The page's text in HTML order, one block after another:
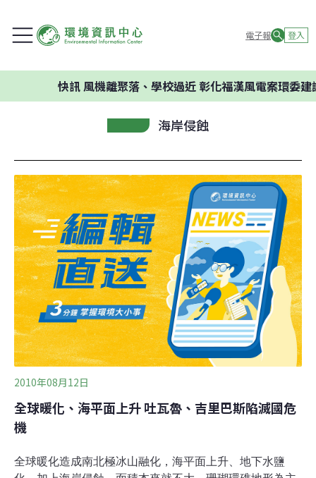
電子報 登入
風機離聚落、學校過近 彰化福漢風電案環委建議不應
海岸侵蝕
2010年08月12日
全球暖化、海平面上升 吐瓦魯、吉里巴斯陷滅國危
機
全球暖化造成南北極冰山融化，海平面上升、地下水鹽